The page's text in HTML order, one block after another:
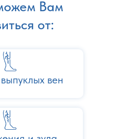
вен
Вам
от: